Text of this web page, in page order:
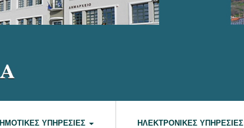
ΥΠΗΡΕΣΊΕΣ ΗΛΕΚΤΡΟΝΙΚΈΣ ΥΠΗΡΕΣΊΕΣ